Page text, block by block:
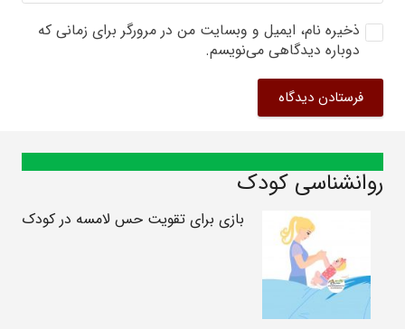
ذخیره نام، ایمیل و وبسایت من در مرورگر برای زمانی که
دوباره دیدگاهی می‌نویسم.
فرستادن دیدگاه
روانشناسی کودک
بازی برای تقویت حس لامسه در کودک